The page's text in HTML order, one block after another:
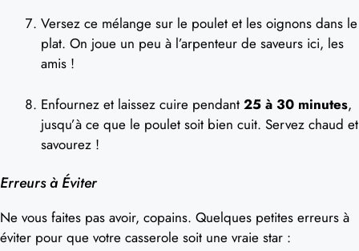
Versez ce mélange sur le poulet et les oignons dans le
plat. On joue un peu à l’arpenteur de saveurs ici, les
amis !
Enfournez et laissez cuire pendant 25 à 30 minutes,
jusqu’à ce que le poulet soit bien cuit. Servez chaud et
savourez !
Erreurs à Éviter
Ne vous faites pas avoir, copains. Quelques petites erreurs à
éviter pour que votre casserole soit une vraie star :